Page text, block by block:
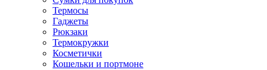
Термосы
Гаджеты
Рюкзаки
Термокружки
Косметички
Кошельки и портмоне